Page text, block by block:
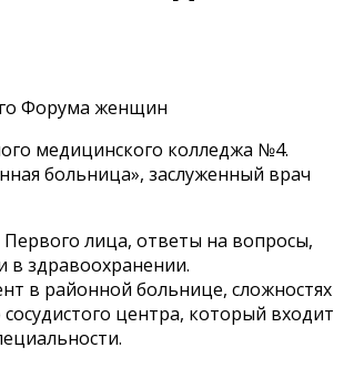
Форума женщин
медицинского колледжа №4.
больница», заслуженный врач
лица, ответы на вопросы,
в здравоохранении.
в районной больнице, сложностях
центра, который входит